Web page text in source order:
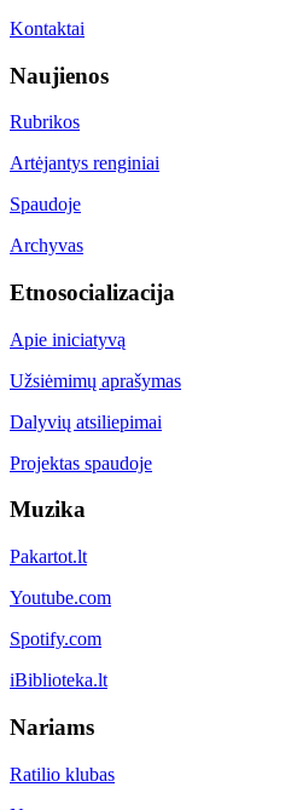
Kontaktai
Naujienos
Rubrikos
Artėjantys renginiai
Spaudoje
Archyvas
Etnosocializacija
Apie iniciatyvą
Užsiėmimų aprašymas
Dalyvių atsiliepimai
Projektas spaudoje
Muzika
Pakartot.lt
Youtube.com
Spotify.com
iBiblioteka.lt
Nariams
Ratilio klubas